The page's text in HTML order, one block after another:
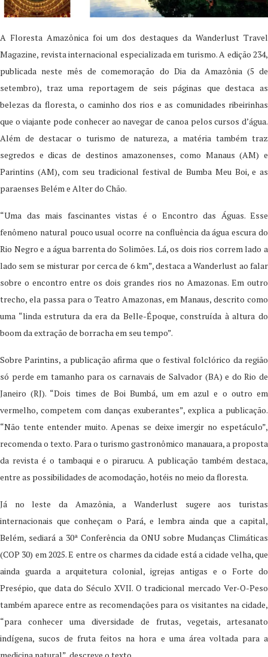
A Floresta Amazônica foi um dos destaques da Wanderlust Travel
Magazine, revista internacional especializada em turismo. A edição 234,
publicada neste mês de comemoração do Dia da Amazônia (5 de
setembro), traz uma reportagem de seis páginas que destaca as
belezas da floresta, o caminho dos rios e as comunidades ribeirinhas
que o viajante pode conhecer ao navegar de canoa pelos cursos d’água.
Além de destacar o turismo de natureza, a matéria também traz
segredos e dicas de destinos amazonenses, como Manaus (AM) e
Parintins (AM), com seu tradicional festival de Bumba Meu Boi, e as
paraenses Belém e Alter do Chão.
“Uma das mais fascinantes vistas é o Encontro das Águas. Esse
fenômeno natural pouco usual ocorre na confluência da água escura do
Rio Negro e a água barrenta do Solimões. Lá, os dois rios correm lado a
lado sem se misturar por cerca de 6 km”, destaca a Wanderlust ao falar
sobre o encontro entre os dois grandes rios no Amazonas. Em outro
trecho, ela passa para o Teatro Amazonas, em Manaus, descrito como
uma “linda estrutura da era da Belle-Époque, construída à altura do
boom da extração de borracha em seu tempo”.
Sobre Parintins, a publicação afirma que o festival folclórico da região
só perde em tamanho para os carnavais de Salvador (BA) e do Rio de
Janeiro (RJ). “Dois times de Boi Bumbá, um em azul e o outro em
vermelho, competem com danças exuberantes”, explica a publicação.
“Não tente entender muito. Apenas se deixe imergir no espetáculo”,
recomenda o texto. Para o turismo gastronômico manauara, a proposta
da revista é o tambaqui e o pirarucu. A publicação também destaca,
entre as possibilidades de acomodação, hotéis no meio da floresta.
Já no leste da Amazônia, a Wanderlust sugere aos turistas
internacionais que conheçam o Pará, e lembra ainda que a capital,
Belém, sediará a 30ª Conferência da ONU sobre Mudanças Climáticas
(COP 30) em 2025. E entre os charmes da cidade está a cidade velha, que
ainda guarda a arquitetura colonial, igrejas antigas e o Forte do
Presépio, que data do Século XVII. O tradicional mercado Ver-O-Peso
também aparece entre as recomendações para os visitantes na cidade,
“para conhecer uma diversidade de frutas, vegetais, artesanato
indígena, sucos de fruta feitos na hora e uma área voltada para a